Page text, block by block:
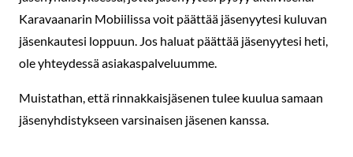
Karavaanarin Mobiilissa voit päättää jäsenyytesi kuluvan
jäsenkautesi loppuun. Jos haluat päättää jäsenyytesi heti,
ole yhteydessä asiakaspalveluumme.
Muistathan, että rinnakkaisjäsenen tulee kuulua samaan
jäsenyhdistykseen varsinaisen jäsenen kanssa.